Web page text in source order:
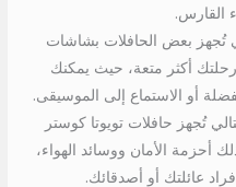
القارس.
تُجهز بعض الحافلات بشاشات
أكثر متعة، حيث يمكنك
أو الاستماع إلى الموسيقى.
تُجهز حافلات تويوتا كوستر
أحزمة الأمان ووسائد الهواء،
عائلتك أو أصدقائك.